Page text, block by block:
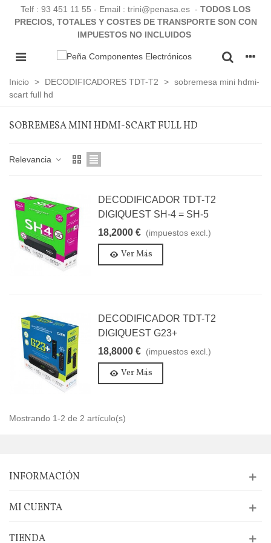
Telf : 93 451 11 55 - Email : trini@penasa.es - TODOS LOS
PRECIOS, TOTALES Y COSTES DE TRANSPORTE SON CON
IMPUESTOS NO INCLUIDOS
Inicio > DECODIFICADORES TDT-T2 > sobremesa mini hdmi-
scart full hd
SOBREMESA MINI HDMI-SCART FULL HD
Relevancia
DECODIFICADOR TDT-T2
DIGIQUEST SH-4 = SH-5
18,2000 € (impuestos excl.)
Ver Más
DECODIFICADOR TDT-T2
DIGIQUEST G23+
18,8000 € (impuestos excl.)
Ver Más
Mostrando 1-2 de 2 artículo(s)
INFORMACIÓN
MI CUENTA
TIENDA